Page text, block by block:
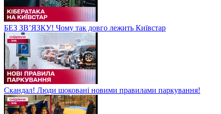
БЕЗ ЗВʼЯЗКУ! Чому так довго лежить Київстар
Скандал! Люди шоковані новими правилами паркування!